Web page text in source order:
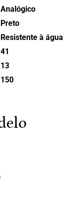
Analógico
Preto
Resistente à água
41
13
150